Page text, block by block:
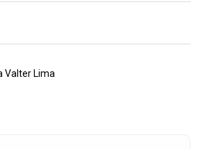
Valter Lima